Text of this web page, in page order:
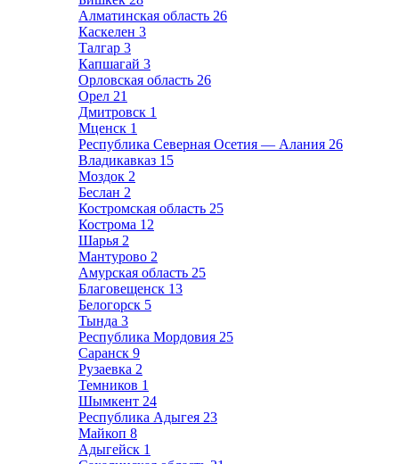
Алматинская область 26
Каскелен 3
Талгар 3
Капшагай 3
Орловская область 26
Орел 21
Дмитровск 1
Мценск 1
Республика Северная Осетия — Алания 26
Владикавказ 15
Моздок 2
Беслан 2
Костромская область 25
Кострома 12
Шарья 2
Мантурово 2
Амурская область 25
Благовещенск 13
Белогорск 5
Тында 3
Республика Мордовия 25
Саранск 9
Рузаевка 2
Темников 1
Шымкент 24
Республика Адыгея 23
Майкоп 8
Адыгейск 1